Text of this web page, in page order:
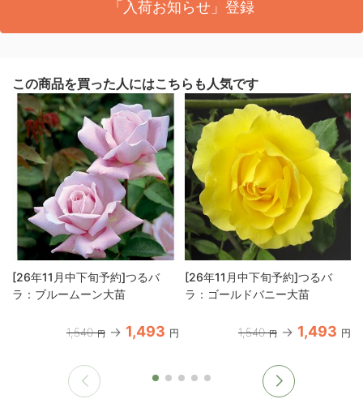
「入荷お知らせ」登録
この商品を買った人にはこちらも人気です
[26年11月中下旬予約]つるバ
ラ：ブルームーン大苗
1,540 円 1,493 円
[26年11月中下旬予約]つるバ
ラ：ゴールドバニー大苗
1,540 円 1,493 円